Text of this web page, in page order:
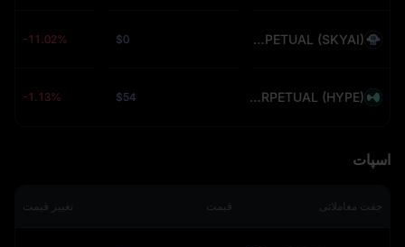
SKYAIUSDT PERPETUAL (SKYAI)
$0
-11.02%
HYPEUSDT PERPETUAL (HYPE)
$54
-1.13%
اسپات
جفت معاملاتی قیمت تغییر قیمت